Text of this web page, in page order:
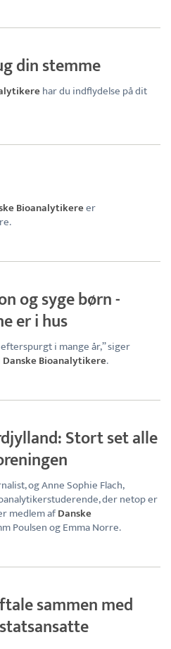
din stemme
har du indflydelse på dit
Bioanalytikereer
og syge børn -
er i hus
i mange år,” siger
Danske Bioanalytikere.
Stort set alle
og Anne Sophie Flach,
der netop er
medlem afDanske
Poulsen og Emma Norre.
sammen med